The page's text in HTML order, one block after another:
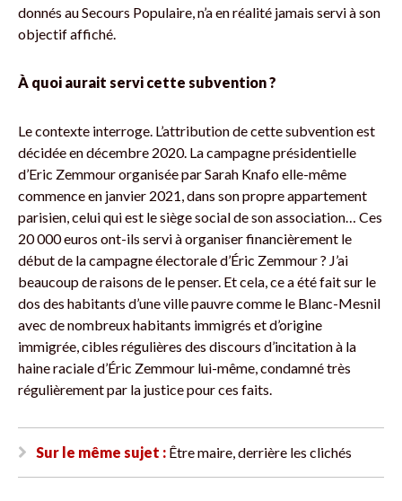
donnés au Secours Populaire, n’a en réalité jamais servi à son
objectif affiché.
À quoi aurait servi cette subvention ?
Le contexte interroge. L’attribution de cette subvention est
décidée en décembre 2020. La campagne présidentielle
d’Eric Zemmour organisée par Sarah Knafo elle-même
commence en janvier 2021, dans son propre appartement
parisien, celui qui est le siège social de son association… Ces
20 000 euros ont-ils servi à organiser financièrement le
début de la campagne électorale d’Éric Zemmour ? J’ai
beaucoup de raisons de le penser. Et cela, ce a été fait sur le
dos des habitants d’une ville pauvre comme le Blanc-Mesnil
avec de nombreux habitants immigrés et d’origine
immigrée, cibles régulières des discours d’incitation à la
haine raciale d’Éric Zemmour lui-même, condamné très
régulièrement par la justice pour ces faits.
Sur le même sujet : Être maire, derrière les clichés